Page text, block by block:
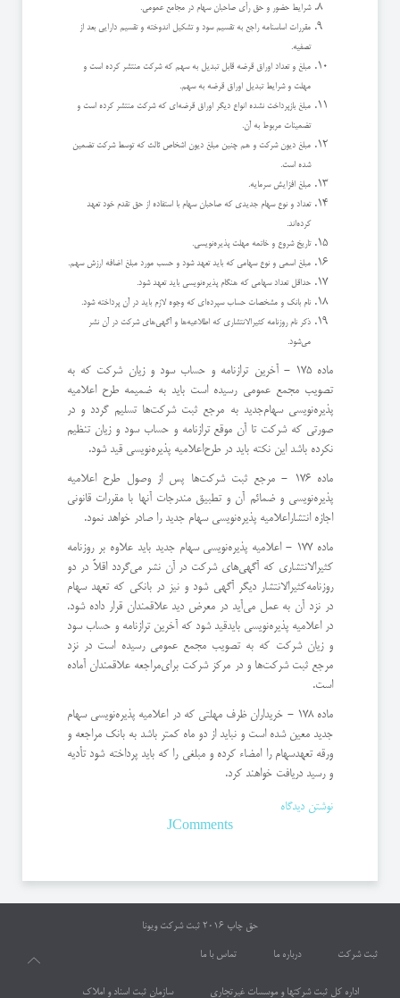
شرایط حضور و حق رأی صاحبان سهام در مجامع عمومی.
مقررات اساسنامه راجع به تقسیم سود و تشكیل اندوخته و تقسیم دارایی بعد از
تصفیه.
مبلغ و تعداد اوراق قرضه قابل تبدیل به سهم كه شركت منتشر كرده است و
مهلت و شرایط تبدیل اوراق قرضه به سهم.
مبلغ بازپرداخت نشده انواع دیگر اوراق قرضه‌ای كه شركت منتشر كرده است و
تضمینات مربوط به آن.
مبلغ دیون شركت و هم چنین مبلغ دیون اشخاص ثالث كه توسط شركت تضمین
شده است.
مبلغ افزایش سرمایه.
تعداد و نوع سهام جدیدی كه صاحبان سهام با استفاده از حق تقدم خود تعهد
كرده‌اند.
تاریخ شروع و خاتمه مهلت پذیره‌نویسی.
مبلغ اسمی و نوع سهامی كه باید تعهد شود و حسب مورد مبلغ اضافه ارزش سهم.
حداقل تعداد سهامی كه هنگام پذیره‌نویسی باید تعهد شود.
نام بانك و مشخصات حساب سپرده‌ای كه وجوه لازم باید در آن پرداخته شود.
ذكر نام روزنامه كثیرالانتشاری كه اطلاعیه‌ها و آگهی‌های شركت در آن نشر
می‌شود.
ماده 175 - آخرین ترازنامه و حساب سود و زیان شركت كه به
تصویب مجمع عمومی رسیده است باید به ضمیمه طرح اعلامیه
پذیره‌نویسی سهام‌جدید به مرجع ثبت شركت‌ها تسلیم گردد و در
صورتی كه شركت تا آن موقع ترازنامه و حساب سود و زیان تنظیم
نكرده باشد این نكته باید در طرح‌اعلامیه پذیره‌نویسی قید شود.
ماده 176 - مرجع ثبت شركت‌ها پس از وصول طرح اعلامیه
پذیره‌نویسی و ضمائم آن و تطبیق مندرجات آنها با مقررات قانونی
اجازه انتشار‌اعلامیه پذیره‌نویسی سهام جدید را صادر خواهد نمود.
ماده 177 - اعلامیه پذیره‌نویسی سهام جدید باید علاوه بر روزنامه
كثیرالانتشاری كه آگهی‌های شركت در آن نشر می‌گردد اقلاً در دو
روزنامه‌كثیرالانتشار دیگر آگهی شود و نیز در بانكی كه تعهد سهام
در نزد آن به عمل می‌آید در معرض دید علاقمندان قرار داده شود.
در اعلامیه پذیره‌نویسی باید‌قید شود كه آخرین ترازنامه و حساب سود
و زیان شركت كه به تصویب مجمع عمومی رسیده است در نزد
مرجع ثبت شركت‌ها و در مركز شركت برای‌مراجعه علاقمندان آماده
است.
ماده 178 - خریداران ظرف مهلتی كه در اعلامیه پذیره‌نویسی سهام
جدید معین شده است و نباید از دو ماه كمتر باشد به بانك مراجعه و
ورقه تعهد‌سهام را امضاء كرده و مبلغی را كه باید پرداخته شود تأدیه
و رسید دریافت خواهند كرد.
نوشتن دیدگاه
JComments
حق چاپ 2016 ثبت شرکت ویونا
ثبت شرکت درباره ما تماس با ما
اداره کل ثبت شرکتها و موسسات غیرتجاری سازمان ثبت اسناد و املاک